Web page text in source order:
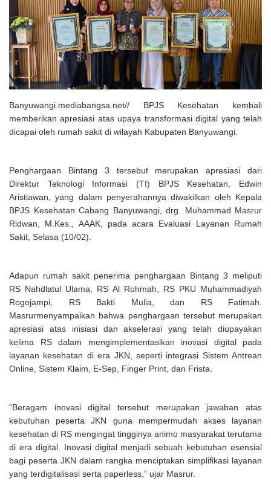
Uji Coba Program NADI JKN
Banyuwangi.mediabangsa.net// BPJS Kesehatan kembali
memberikan apresiasi atas upaya transformasi digital yang telah
dicapai oleh rumah sakit di wilayah Kabupaten Banyuwangi.
Penghargaan Bintang 3 tersebut merupakan apresiasi dari
Direktur Teknologi Informasi (TI) BPJS Kesehatan, Edwin
Aristiawan, yang dalam penyerahannya diwakilkan oleh Kepala
BPJS Kesehatan Cabang Banyuwangi, drg. Muhammad Masrur
Ridwan, M.Kes., AAAK, pada acara Evaluasi Layanan Rumah
Sakit, Selasa (10/02).
Adapun rumah sakit penerima penghargaan Bintang 3 meliputi
RS Nahdlatul Ulama, RS Al Rohmah, RS PKU Muhammadiyah
Rogojampi, RS Bakti Mulia, dan RS Fatimah.
Masrurmenyampaikan bahwa penghargaan tersebut merupakan
apresiasi atas inisiasi dan akselerasi yang telah diupayakan
kelima RS dalam mengimplementasikan inovasi digital pada
layanan kesehatan di era JKN, seperti integrasi Sistem Antrean
Online, Sistem Klaim, E-Sep, Finger Print, dan Frista.
“Beragam inovasi digital tersebut merupakan jawaban atas
kebutuhan peserta JKN guna mempermudah akses layanan
kesehatan di RS mengingat tingginya animo masyarakat terutama
di era digital. Inovasi digital menjadi sebuah kebutuhan esensial
bagi peserta JKN dalam rangka menciptakan simplifikasi layanan
yang terdigitalisasi serta paperless,” ujar Masrur.